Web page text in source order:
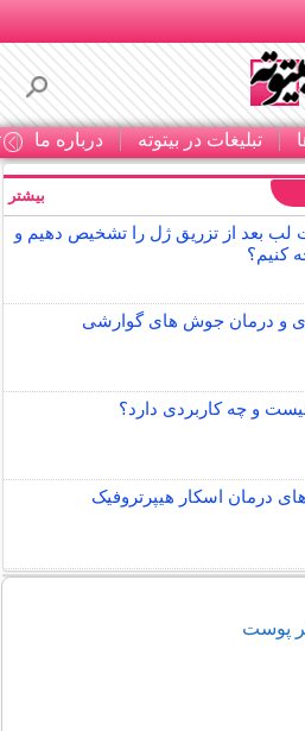
تبلیغات در بیتوته درباره ما
لب بعد از تزریق ژل را تشخیص دهیم و
کنیم؟
و درمان جوش های گوارشی
و چه کاربردی دارد؟
درمان اسکار هیپرتروفیک
بیشتر
پوست